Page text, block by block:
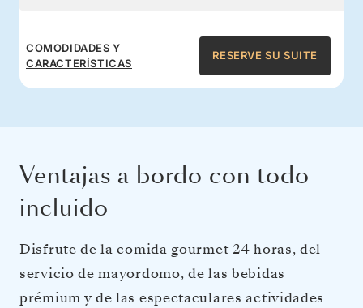
COMODIDADES Y
CARACTERÍSTICAS
RESERVE SU SUITE
Ventajas a bordo con todo
incluido
Disfrute de la comida gourmet 24 horas, del
servicio de mayordomo, de las bebidas
prémium y de las espectaculares actividades